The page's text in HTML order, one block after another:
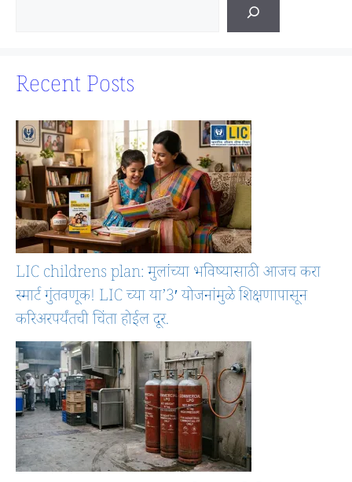
Recent Posts
LIC childrens plan: मुलांच्या भविष्यासाठी आजच करा
स्मार्ट गुंतवणूक! LIC च्या या’3′ योजनांमुळे शिक्षणापासून
करिअरपर्यंतची चिंता होईल दूर.